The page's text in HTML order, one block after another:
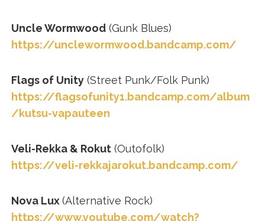
Uncle Wormwood (Gunk Blues)
https://unclewormwood.bandcamp.com/
Flags of Unity (Street Punk/Folk Punk)
https://flagsofunity1.bandcamp.com/album
/kutsu-vapauteen
Veli-Rekka & Rokut (Outofolk)
https://veli-rekkajarokut.bandcamp.com/
Nova Lux(Alternative Rock)
https://www.youtube.com/watch?